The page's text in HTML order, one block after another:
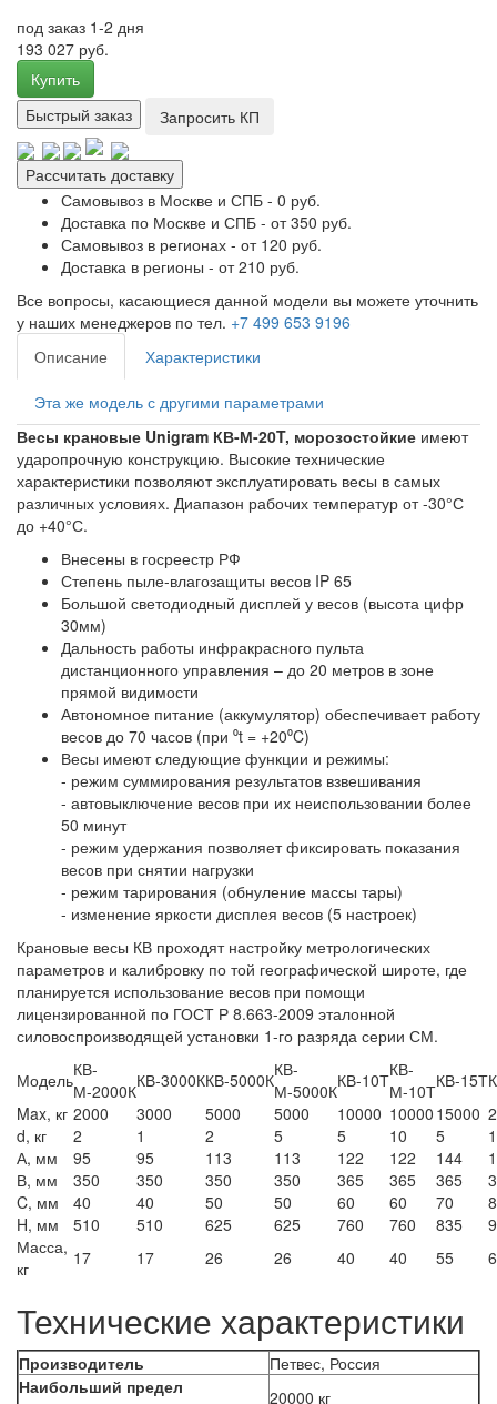
под заказ 1-2 дня
193 027 руб.
Купить
Быстрый заказ
Запросить КП
Рассчитать доставку
Самовывоз в Москве и СПБ - 0 руб.
Доставка по Москве и СПБ - от 350 руб.
Самовывоз в регионах - от 120 руб.
Доставка в регионы - от 210 руб.
Все вопросы, касающиеся данной модели вы можете уточнить
у наших менеджеров по тел. +7 499 653 9196
Описание
Характеристики
Эта же модель с другими параметрами
Весы крановые Unigram КВ-М-20T, морозостойкие имеют
ударопрочную конструкцию. Высокие технические
характеристики позволяют эксплуатировать весы в самых
различных условиях. Диапазон рабочих температур от -30°С
до +40°С.
Внесены в госреестр РФ
Степень пыле-влагозащиты весов IP 65
Большой светодиодный дисплей у весов (высота цифр
30мм)
Дальность работы инфракрасного пульта
дистанционного управления – до 20 метров в зоне
прямой видимости
Автономное питание (аккумулятор) обеспечивает работу
весов до 70 часов (при ⁰t = +20⁰C)
Весы имеют следующие функции и режимы:
- режим суммирования результатов взвешивания
- автовыключение весов при их неиспользовании более
50 минут
- режим удержания позволяет фиксировать показания
весов при снятии нагрузки
- режим тарирования (обнуление массы тары)
- изменение яркости дисплея весов (5 настроек)
Крановые весы КВ проходят настройку метрологических
параметров и калибровку по той географической широте, где
планируется использование весов при помощи
лицензированной по ГОСТ Р 8.663-2009 эталонной
силовоспроизводящей установки 1-го разряда серии СМ.
МодельКВ-
М-2000ККВ-3000ККВ-5000ККВ-
М-5000ККВ-10ТКВ-
М-10ТКВ-15Т
Max, кг 2000 3000 5000 5000 10000 10000 15000
d, кг
2 1 2 5 5 10 5
А, мм
95 95 113 113 122 122 144
В, мм
350 350 350 350 365 365 365
C, мм
40 40 50 50 60 60 70
H, мм
510 510 625 625 760 760 835
Масса,
кг
17 17 26 26 40 40 55
Технические характеристики
Производитель
Петвес, Россия
Наибольший предел
20000 кг